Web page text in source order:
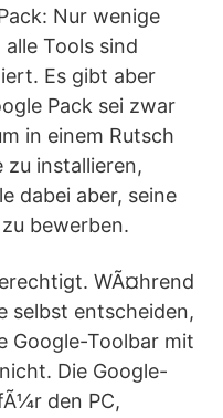
Nur wenige
Tools sind
Es gibt aber
Pack sei zwar
in einem Rutsch
installieren,
dabei aber, seine
bewerben.
WÃ¤hrend
selbst entscheiden,
Google-Toolbar mit
Die Google-
den PC,